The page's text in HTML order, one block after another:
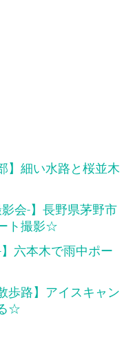
】細い水路と桜並木
影会-】長野県茅野市
ト撮影☆
六本木で雨中ポー
歩路】アイスキャン
☆